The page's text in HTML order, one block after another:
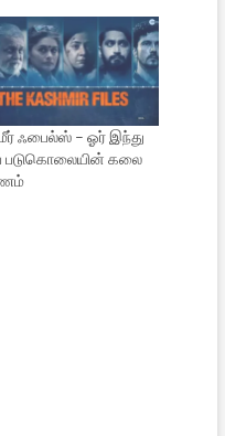
ஃபைல்ஸ் – ஓர் இந்து
கலை